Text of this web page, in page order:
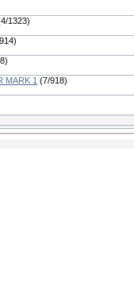
4/1323)
914)
)
MARK 1 (7/918)